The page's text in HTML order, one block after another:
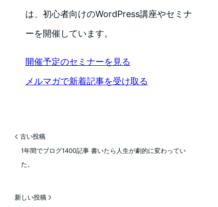
は、初心者向けのWordPress講座やセミナ
ーを開催しています。
開催予定のセミナーを見る
メルマガで新着記事を受け取る
古い投稿
1年間でブログ1400記事 書いたら人生が劇的に変わってい
た。
新しい投稿